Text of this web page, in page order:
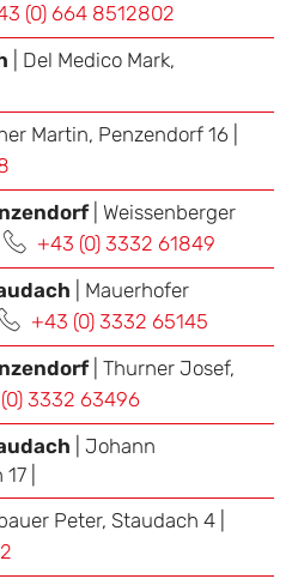
(0) 664 8512802
| Del Medico Mark,
Martin, Penzendorf 16 |
| Weissenberger
+43 (0) 3332 61849
| Mauerhofer
+43 (0) 3332 65145
| Thurner Josef,
3332 63496
| Johann
|
Peter, Staudach 4 |